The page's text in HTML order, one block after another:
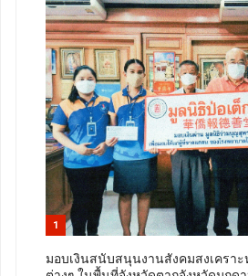
1
มอบเงินสนับสนุนงานสังคมสงเครา